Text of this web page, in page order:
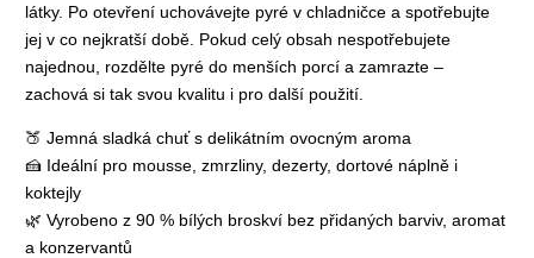
látky. Po otevření uchovávejte pyré v chladničce a spotřebujte
jej v co nejkratší době. Pokud celý obsah nespotřebujete
najednou, rozdělte pyré do menších porcí a zamrazte –
zachová si tak svou kvalitu i pro další použití.
🍑 Jemná sladká chuť s delikátním ovocným aroma
🍰 Ideální pro mousse, zmrzliny, dezerty, dortové náplně i
koktejly
🌿 Vyrobeno z 90 % bílých broskví bez přidaných barviv, aromat
a konzervantů